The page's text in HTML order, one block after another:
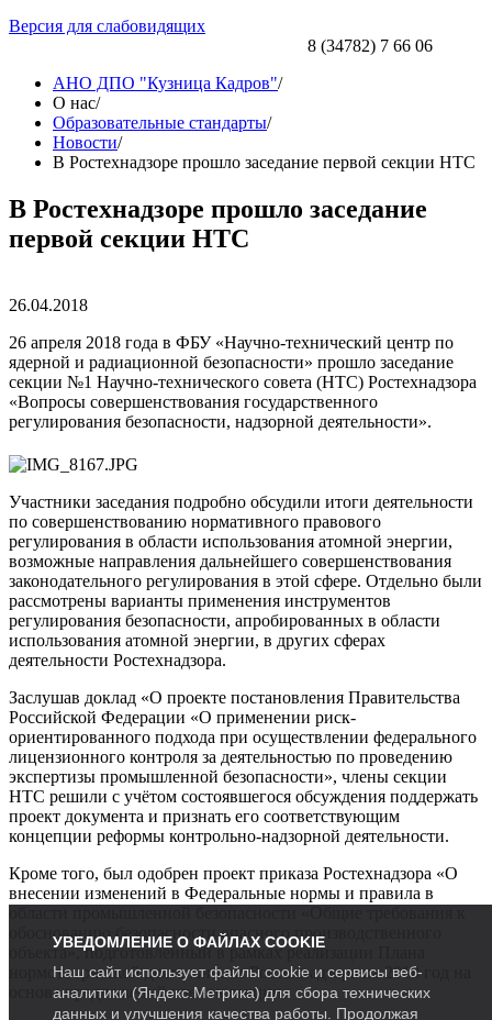
Версия для слабовидящих
8 (34782) 7 66 06
АНО ДПО "Кузница Кадров"/
О нас/
Образовательные стандарты/
Новости/
В Ростехнадзоре прошло заседание первой секции НТС
В Ростехнадзоре прошло заседание
первой секции НТС
26.04.2018
26 апреля 2018 года в ФБУ «Научно-технический центр по
ядерной и радиационной безопасности» прошло заседание
секции №1 Научно-технического совета (НТС) Ростехнадзора
«Вопросы совершенствования государственного
регулирования безопасности, надзорной деятельности».
Участники заседания подробно обсудили итоги деятельности
по совершенствованию нормативного правового
регулирования в области использования атомной энергии,
возможные направления дальнейшего совершенствования
законодательного регулирования в этой сфере. Отдельно были
рассмотрены варианты применения инструментов
регулирования безопасности, апробированных в области
использования атомной энергии, в других сферах
деятельности Ростехнадзора.
Заслушав доклад «О проекте постановления Правительства
Российской Федерации «О применении риск-
ориентированного подхода при осуществлении федерального
лицензионного контроля за деятельностью по проведению
экспертизы промышленной безопасности», члены секции
НТС решили с учётом состоявшегося обсуждения поддержать
проект документа и признать его соответствующим
концепции реформы контрольно-надзорной деятельности.
Кроме того, был одобрен проект приказа Ростехнадзора «О
внесении изменений в Федеральные нормы и правила в
обоснованию безопасности опасного производственного
объекта», подготовленный в рамках реализации Плана
нормотворческой деятельности Ростехнадзора на 2018 год на
основе предложений членов секции.
УВЕДОМЛЕНИЕ О ФАЙЛАХ COOKIE
Наш сайт использует файлы cookie и сервисы веб-
аналитики (Яндекс.Метрика) для сбора технических
данных и улучшения качества работы. Продолжая